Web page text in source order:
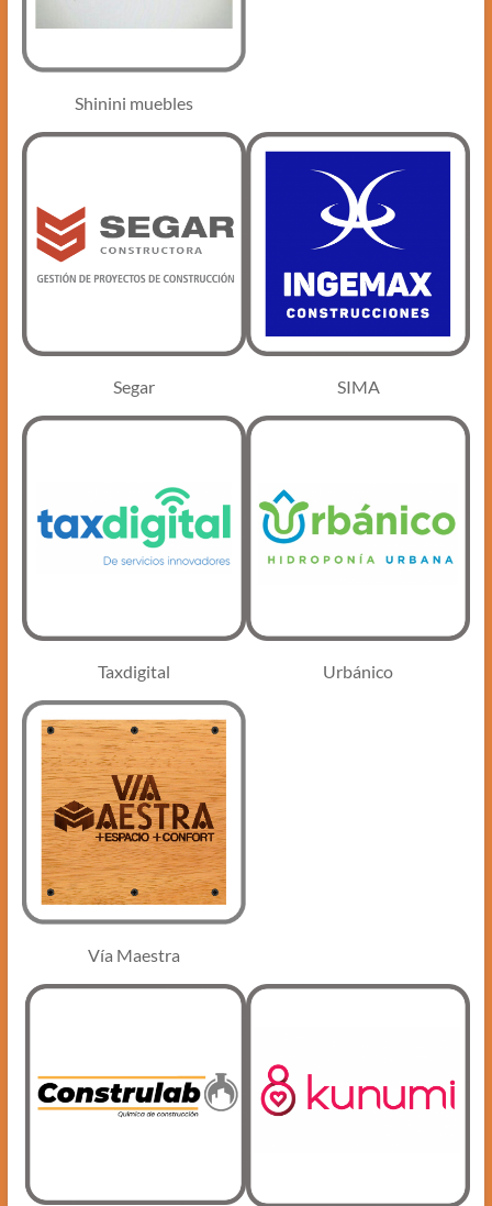
Shinini muebles
Segar SIMA
Taxdigital Urbánico
Vía Maestra